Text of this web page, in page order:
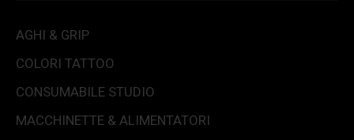
AGHI & GRIP
COLORI TATTOO
CONSUMABILE STUDIO
MACCHINETTE & ALIMENTATORI